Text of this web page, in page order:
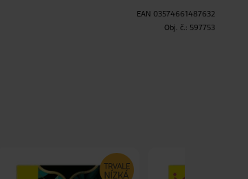
EAN 03574661487632
Obj. č.: 597753